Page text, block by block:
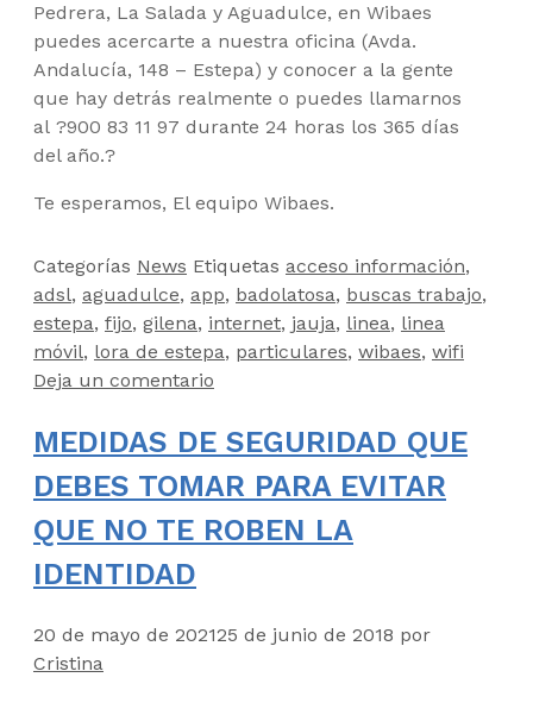
Pedrera, La Salada y Aguadulce, en Wibaes
puedes acercarte a nuestra oficina (Avda.
Andalucía, 148 – Estepa) y conocer a la gente
que hay detrás realmente o puedes llamarnos
al ?900 83 11 97 durante 24 horas los 365 días
del año.?
Te esperamos, El equipo Wibaes.
Categorías News Etiquetas acceso información,
adsl, aguadulce, app, badolatosa, buscas trabajo,
estepa, fijo, gilena, internet, jauja, linea, linea
móvil, lora de estepa, particulares, wibaes, wifi
Deja un comentario
MEDIDAS DE SEGURIDAD QUE
DEBES TOMAR PARA EVITAR
QUE NO TE ROBEN LA
IDENTIDAD
20 de mayo de 202125 de junio de 2018 por
Cristina